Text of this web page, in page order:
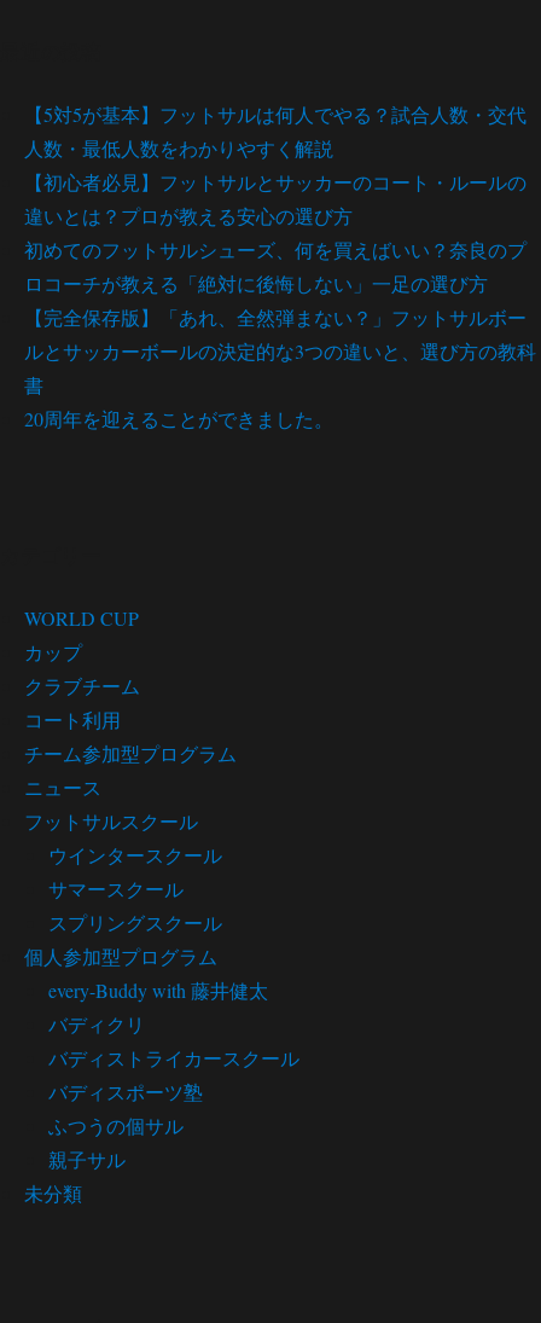
【5対5が基本】フットサルは何人でやる？試合人数・交代
人数・最低人数をわかりやすく解説
【初心者必見】フットサルとサッカーのコート・ルールの
違いとは？プロが教える安心の選び方
初めてのフットサルシューズ、何を買えばいい？奈良のプ
ロコーチが教える「絶対に後悔しない」一足の選び方
【完全保存版】「あれ、全然弾まない？」フットサルボー
ルとサッカーボールの決定的な3つの違いと、選び方の教科
書
20周年を迎えることができました。
WORLD CUP
カップ
クラブチーム
コート利用
チーム参加型プログラム
ニュース
フットサルスクール
ウインタースクール
サマースクール
スプリングスクール
個人参加型プログラム
every-Buddy with 藤井健太
バディクリ
バディストライカースクール
バディスポーツ塾
ふつうの個サル
親子サル
未分類